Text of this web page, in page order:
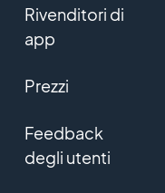
Rivenditori di
app
Prezzi
Feedback
degli utenti